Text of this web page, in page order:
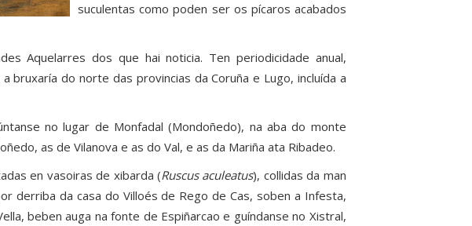
suculentas como poden ser os pícaros acabados
Aquelarres dos que hai noticia. Ten periodicidade anual,
bruxaría do norte das provincias da Coruña e Lugo, incluída a
no lugar de Monfadal (Mondoñedo), na aba do monte
as de Vilanova e as do Val, e as da Mariña ata Ribadeo.
en vasoiras de xibarda (Ruscus aculeatus), collidas da man
derriba da casa do Villoés de Rego de Cas, soben a Infesta,
beben auga na fonte de Espiñarcao e guíndanse no Xistral,